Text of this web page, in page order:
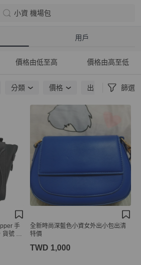
小資 機場包
用戶
價格由低至高 價格由高至低
分類 價格 出貨地點 篩選
手
貨號 18
全新時尚深藍色小資女外出小包出清
特價
TWD 1,000